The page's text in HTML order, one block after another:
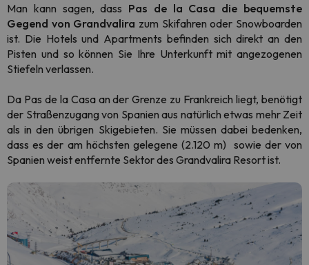
Man kann sagen, dass Pas de la Casa die bequemste
Gegend von Grandvalira zum Skifahren oder Snowboarden
ist. Die Hotels und Apartments befinden sich direkt an den
Pisten und so können Sie Ihre Unterkunft mit angezogenen
Stiefeln verlassen.
Da Pas de la Casa an der Grenze zu Frankreich liegt, benötigt
der Straßenzugang von Spanien aus natürlich etwas mehr Zeit
als in den übrigen Skigebieten. Sie müssen dabei bedenken,
dass es der am höchsten gelegene(2.120 m) sowie der von
Spanien weist entfernte Sektor des Grandvalira Resort ist.